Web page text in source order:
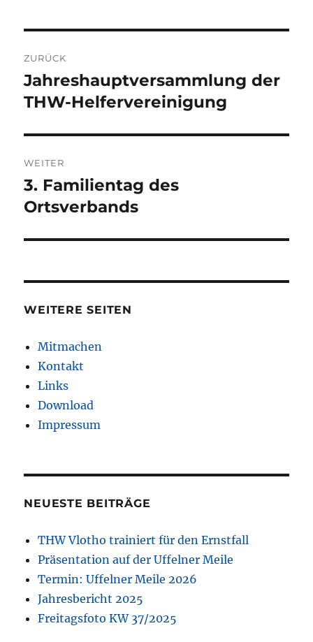
ZURÜCK
Vorheriger
Beitrag:
Jahreshauptversammlung der
THW-Helfervereinigung
WEITER
Nächster
Beitrag:
3. Familientag des
Ortsverbands
WEITERE SEITEN
Mitmachen
Kontakt
Links
Download
Impressum
NEUESTE BEITRÄGE
THW Vlotho trainiert für den Ernstfall
Präsentation auf der Uffelner Meile
Termin: Uffelner Meile 2026
Jahresbericht 2025
Freitagsfoto KW 37/2025